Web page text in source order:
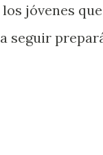
los jóvenes
seguir